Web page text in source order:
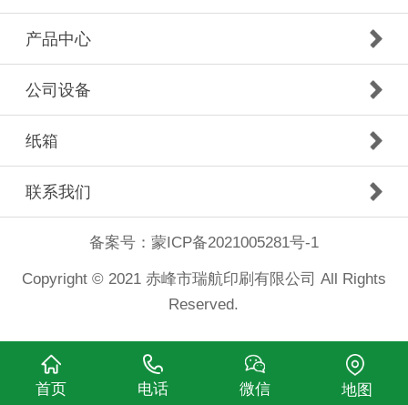
产品中心
公司设备
纸箱
联系我们
备案号： 蒙ICP备2021005281号-1
Copyright © 2021 赤峰市瑞航印刷有限公司 All Rights
Reserved.
首页 电话 微信 地图